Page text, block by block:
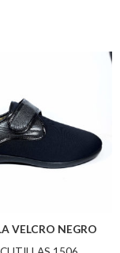
VELCRO NEGRO